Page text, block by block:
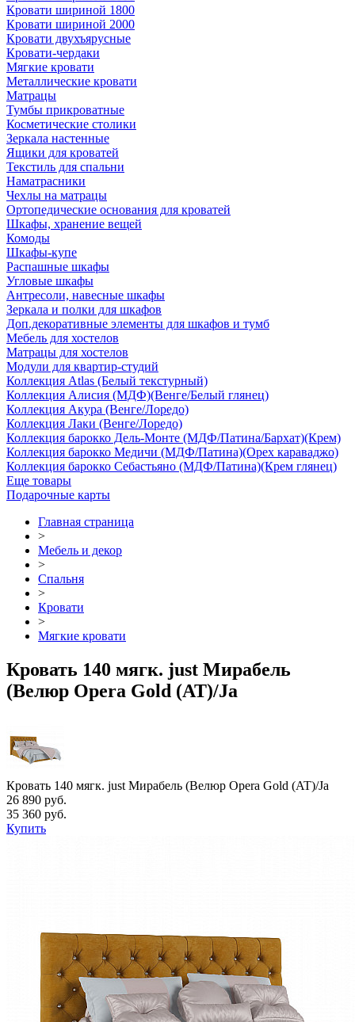
Кровати шириной 1800
Кровати шириной 2000
Кровати двухъярусные
Кровати-чердаки
Мягкие кровати
Металлические кровати
Матрацы
Тумбы прикроватные
Косметические столики
Зеркала настенные
Ящики для кроватей
Текстиль для спальни
Наматрасники
Чехлы на матрацы
Ортопедические основания для кроватей
Шкафы, хранение вещей
Комоды
Шкафы-купе
Распашные шкафы
Угловые шкафы
Антресоли, навесные шкафы
Зеркала и полки для шкафов
Доп.декоративные элементы для шкафов и тумб
Мебель для хостелов
Матрацы для хостелов
Модули для квартир-студий
Коллекция Atlas (Белый текстурный)
Коллекция Алисия (МДФ)(Венге/Белый глянец)
Коллекция Акура (Венге/Лоредо)
Коллекция Лаки (Венге/Лоредо)
Коллекция барокко Дель-Монте (МДФ/Патина/Бархат)(Крем)
Коллекция барокко Медичи (МДФ/Патина)(Орех караваджо)
Коллекция барокко Себастьяно (МДФ/Патина)(Крем глянец)
Еще товары
Подарочные карты
Главная страница
>
Мебель и декор
>
Спальня
>
Кровати
>
Мягкие кровати
Кровать 140 мягк. just Мирабель
(Велюр Opera Gold (AT)/Ja
Кровать 140 мягк. just Мирабель (Велюр Opera Gold (AT)/Ja
26 890 руб.
35 360 руб.
Купить